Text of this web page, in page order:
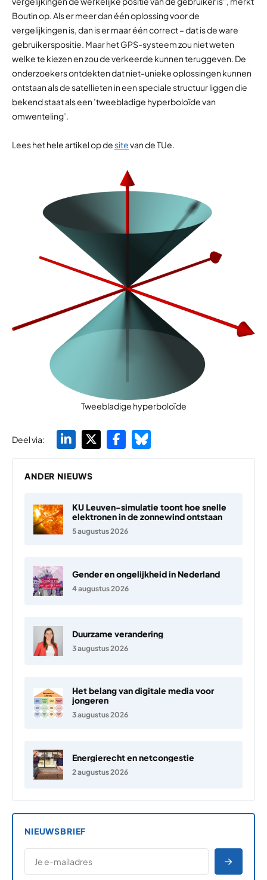
Boutin op. Als er meer dan één oplossing voor de
vergelijkingen is, dan is er maar één correct – dat is de ware
gebruikerspositie. Maar het GPS-systeem zou niet weten
welke te kiezen en zou de verkeerde kunnen teruggeven. De
onderzoekers ontdekten dat niet-unieke oplossingen kunnen
ontstaan als de satellieten in een speciale structuur liggen die
bekend staat als een ’tweebladige hyperboloïde van
omwenteling’.
Lees het hele artikel op desitevan de TUe.
Tweebladige hyperboloïde
Deel via:
ANDER NIEUWS
KU Leuven-simulatie toont hoe snelle
elektronen in de zonnewind ontstaan
5 augustus 2026
Gender en ongelijkheid in Nederland
4 augustus 2026
Duurzame verandering
3 augustus 2026
Het belang van digitale media voor
jongeren
3 augustus 2026
Energierecht en netcongestie
2 augustus 2026
NIEUWSBRIEF
E-MAILADRES
*